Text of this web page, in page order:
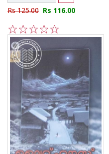
Rs 125.00 Rs 116.00
5
4
3
2
1